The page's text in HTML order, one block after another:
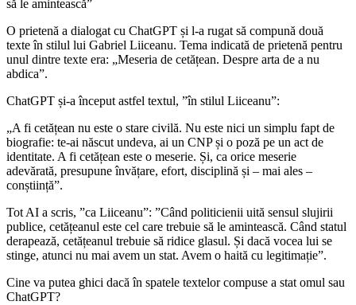
să le amintească”
O prietenă a dialogat cu ChatGPT și l-a rugat să compună două
texte în stilul lui Gabriel Liiceanu. Tema indicată de prietenă pentru
unul dintre texte era: „Meseria de cetățean. Despre arta de a nu
abdica”.
ChatGPT și-a început astfel textul, ”în stilul Liiceanu”:
„A fi cetățean nu este o stare civilă. Nu este nici un simplu fapt de
biografie: te-ai născut undeva, ai un CNP și o poză pe un act de
identitate. A fi cetățean este o meserie. Și, ca orice meserie
adevărată, presupune învățare, efort, disciplină și – mai ales –
conștiință”.
Tot AI a scris, ”ca Liiceanu”: ”Când politicienii uită sensul slujirii
publice, cetățeanul este cel care trebuie să le amintească. Când statul
derapează, cetățeanul trebuie să ridice glasul. Și dacă vocea lui se
stinge, atunci nu mai avem un stat. Avem o haită cu legitimație”.
Cine va putea ghici dacă în spatele textelor compuse a stat omul sau
ChatGPT?